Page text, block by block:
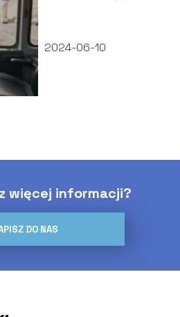
2024-06-10
więcej informacji?
DO NAS